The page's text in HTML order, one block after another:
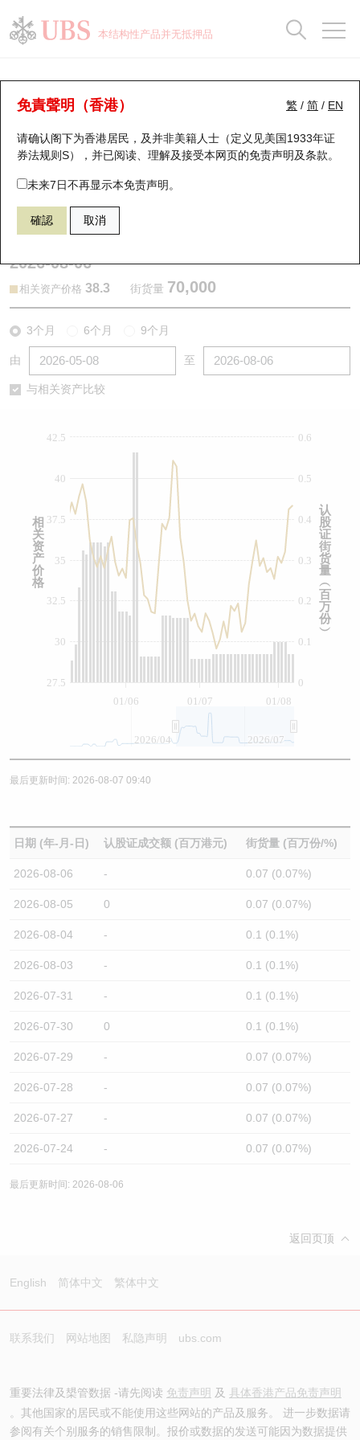
本结构性产品并无抵押品
繁 / 简 / EN
免責聲明（香港）
请确认阁下为香港居民，及并非美籍人士（定义见美国1933年证
券法规则S），并已阅读、理解及接受本网页的免责声明及条款。
未来7日不再显示本免责声明。
確認 取消
认股证分析仪
表现 街货统计 比较
25946 瑞银认购 0358 江西铜业股份
2026-08-06
相关资产价格 38.3 街货量 70,000
3个月 6个月 9个月
由 至
与相关资产比较
01/07
01/06 01/08
0
0.4
0.1
0.2
0.3
0.5
0.6
40
27.5
30
32.5
35
37.5
42.5
2026/04 2026/07
认
股
证
街
货
量
︵
百
万
份
︶
相
关
资
产
价
格
最后更新时间: 2026-08-07 09:40
日期 (年-月-日) 认股证成交额 (百万港元) 街货量 (百万份/%)
2026-08-06 - 0.07 (0.07%)
2026-08-05 0 0.07 (0.07%)
2026-08-04 - 0.1 (0.1%)
2026-08-03 - 0.1 (0.1%)
2026-07-31 - 0.1 (0.1%)
2026-07-30 0 0.1 (0.1%)
2026-07-29 - 0.07 (0.07%)
2026-07-28 - 0.07 (0.07%)
2026-07-27 - 0.07 (0.07%)
2026-07-24 - 0.07 (0.07%)
最后更新时间: 2026-08-06
返回页顶
English 简体中文 繁体中文
联系我们 网站地图 私隐声明 ubs.com
重要法律及槼管数据 -请先阅读 免责声明 及 具体香港产品免责声明
。其他国家的居民或不能使用这些网站的产品及服务。 进一步数据请
参阅有关个别服务的销售限制。报价或数据的发送可能因为数据提供
瑞银认股证一览
新发行瑞银认股证
即将到期认股证
认股证到期结算价查找
认股证分析仪
认股证/牛熊证日志
街货统计
比较
牛熊全景快搜
牛熊证搜寻
牛熊证街货分布图
正股牛熊证列表
新发行瑞银牛熊证
牛熊证到期结算价查找
牛熊证文件及公告
牛熊证文件及公告 (瑞信)
街货统计
比较
十大升幅/跌幅
十大认股证成交分布
十天股证占大市成交
资金流
街货统计
正股分析仪
二十大活跃股份
恒指成份股
国指成份股
科指成份股
中资ETFs溢价比较
收市竞价变化
持股比重
显示所有持股比重
每月轮证大市专题
轮证专栏
讲座及教育短片
认股证投资者教育
牛熊证投资者教育